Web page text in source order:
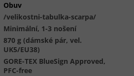
Obuv
/velikostni-tabulka-scarpa/
Minimální, 1-3 nošení
870 g (dámské pár, vel.
UK5/EU38)
GORE-TEX BlueSign Approved,
PFC-free